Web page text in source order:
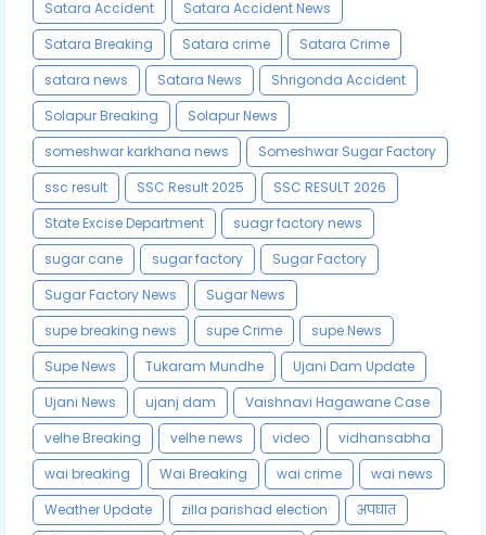
Satara Accident
Satara Accident News
Satara Breaking
Satara crime
Satara Crime
satara news
Satara News
Shrigonda Accident
Solapur Breaking
Solapur News
someshwar karkhana news
Someshwar Sugar Factory
ssc result
SSC Result 2025
SSC RESULT 2026
State Excise Department
suagr factory news
sugar cane
sugar factory
Sugar Factory
Sugar Factory News
Sugar News
supe breaking news
supe Crime
supe News
Supe News
Tukaram Mundhe
Ujani Dam Update
Ujani News
ujanj dam
Vaishnavi Hagawane Case
velhe Breaking
velhe news video
vidhansabha
wai breaking
Wai Breaking wai crime
wai news
Weather Update
zilla parishad election
अपघात